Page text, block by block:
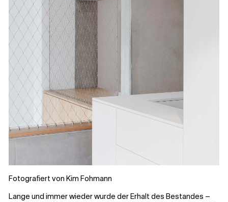
Fotografiert von Kim Fohmann
Lange und immer wieder wurde der Erhalt des Bestandes –